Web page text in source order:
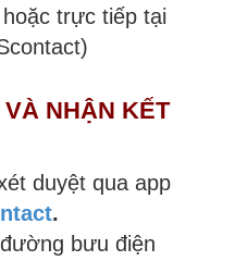
trực tiếp tại
NHẬN KẾT
duyệt qua app
.
bưu điện